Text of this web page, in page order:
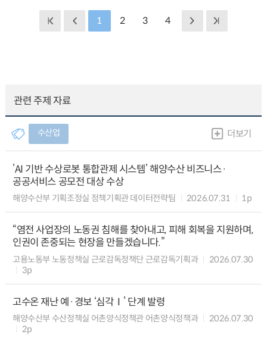
1 2 3 4
관련 주제 자료
수산업 더보기
’AI 기반 수상로봇 통합관제 시스템’ 해양수산 비즈니스·
공공서비스 공모전 대상 수상
해양수산부 기획조정실 정책기획관 데이터전략팀 2026.07.31 1p
“염전 사업장의 노동권 침해를 찾아내고, 피해 회복을 지원하며,
인권이 존중되는 현장을 만들겠습니다.”
고용노동부 노동정책실 근로감독정책단 근로감독기획과
2026.07.30
3p
고수온 재난 예·경보 ‘심각Ⅰ’ 단계 발령
해양수산부 수산정책실 어촌양식정책관 어촌양식정책과
2026.07.30
2p